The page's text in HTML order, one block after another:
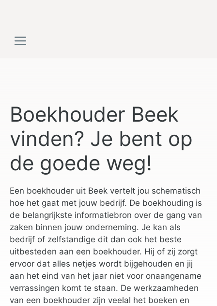
inhoudMenu
Boekhouder Beek
vinden? Je bent op
de goede weg!
Een boekhouder uit Beek vertelt jou schematisch
hoe het gaat met jouw bedrijf. De boekhouding is
de belangrijkste informatiebron over de gang van
zaken binnen jouw onderneming. Je kan als
bedrijf of zelfstandige dit dan ook het beste
uitbesteden aan een boekhouder. Hij of zij zorgt
ervoor dat alles netjes wordt bijgehouden en jij
aan het eind van het jaar niet voor onaangename
verrassingen komt te staan. De werkzaamheden
van een boekhouder zijn veelal het boeken en